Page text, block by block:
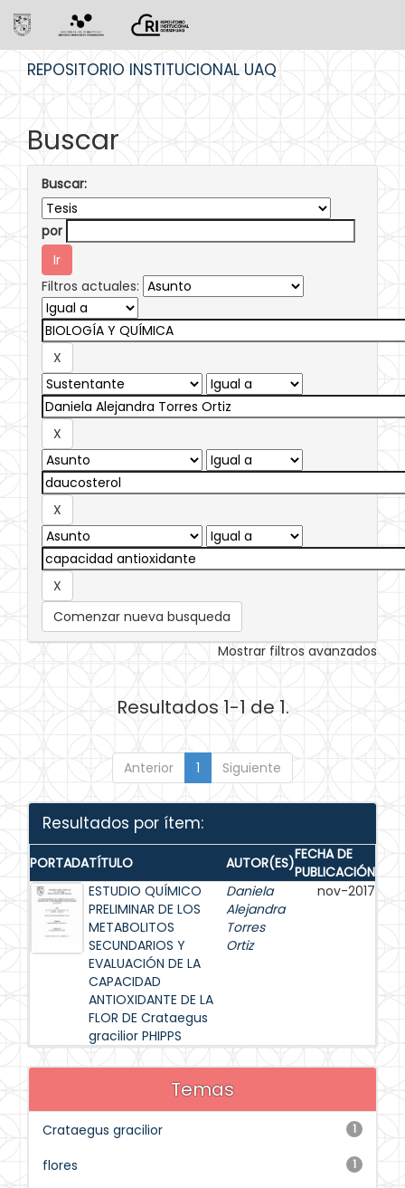
REPOSITORIO INSTITUCIONAL UAQ
Buscar
Buscar:
por
Filtros actuales:
Comenzar nueva busqueda
Mostrar filtros avanzados
Resultados 1-1 de 1.
Anterior 1 Siguiente
Resultados por ítem:
PORTADATÍTULO AUTOR(ES)FECHA DE
PUBLICACIÓN
ESTUDIO QUÍMICO
PRELIMINAR DE LOS
METABOLITOS
SECUNDARIOS Y
EVALUACIÓN DE LA
CAPACIDAD
ANTIOXIDANTE DE LA
FLOR DE Crataegus
gracilior PHIPPS
Daniela
Alejandra
Torres
Ortiz
nov-2017
Temas
1
Crataegus gracilior
1
flores